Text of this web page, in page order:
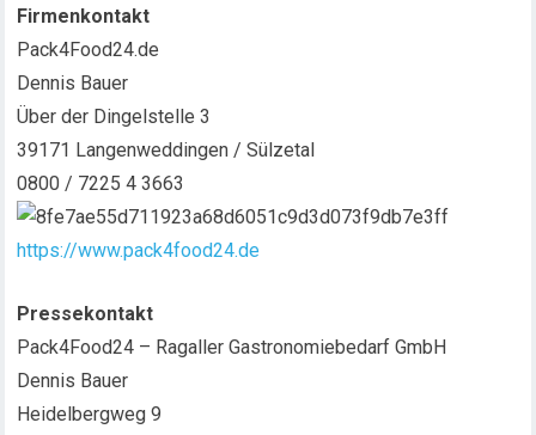
Firmenkontakt
Pack4Food24.de
Dennis Bauer
Über der Dingelstelle 3
39171 Langenweddingen / Sülzetal
0800 / 7225 4 3663
https://www.pack4food24.de
Pressekontakt
Pack4Food24 – Ragaller Gastronomiebedarf GmbH
Dennis Bauer
Heidelbergweg 9